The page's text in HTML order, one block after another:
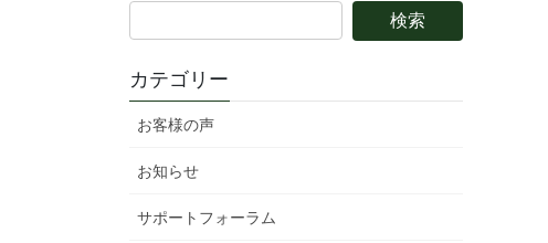
カテゴリー
お客様の声
お知らせ
サポートフォーラム